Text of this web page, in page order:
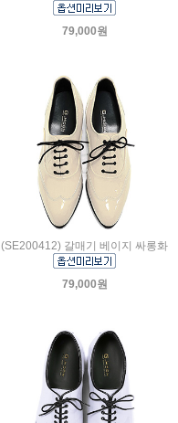
79,000원
(SE200412) 갈매기 베이지 싸롱화
79,000원